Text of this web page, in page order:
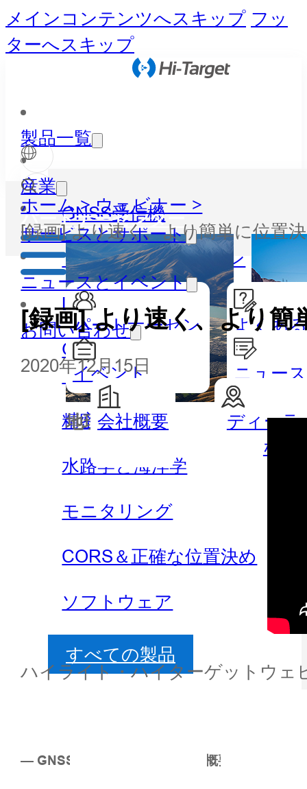
メインコンテンツへスキップ フッ
ターへスキップ
製品一覧
GNSS受信機
トータルステーション
LiDAR
GISハンドヘルドとタブレッ
ト
精密農業
水路学と海洋学
モニタリング
CORS＆正確な位置決め
ソフトウェア
すべての製品
産業
地理空間 水路
サービスとサポート
パートナーセン
ター
よくあ
ニュースとイベント
イベント ニュース
お問い合わせ
会社概要
ディーラ
なる
パートナーセンター
ホーム >ウェビナー >
[録画] より速く、より簡単に位置
[録画] より速く、より簡
2020年12月15日
ハイライト・ハイターゲットウェ
— GNSS開発・測位サービスの概要